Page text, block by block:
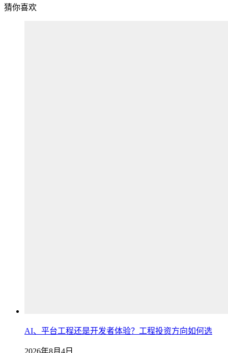
猜你喜欢
AI、平台工程还是开发者体验？工程投资方向如何选
2026年8月4日